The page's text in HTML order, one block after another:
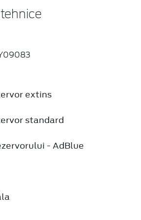
extins
standard
- AdBlue